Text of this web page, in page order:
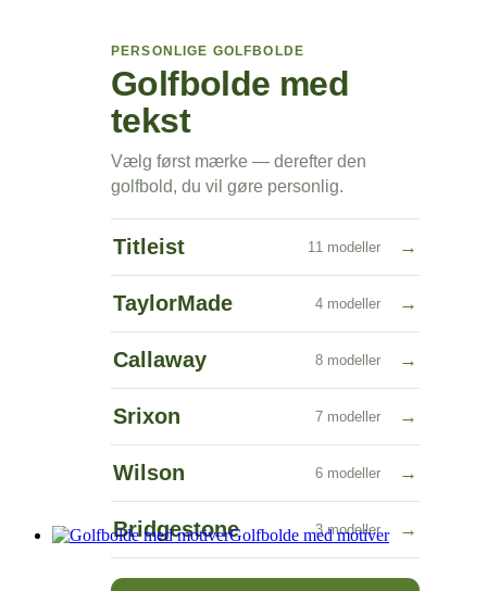
PERSONLIGE GOLFBOLDE
Golfbolde med
tekst
Vælg først mærke — derefter den
golfbold, du vil gøre personlig.
Titleist 11 modeller →
TaylorMade 4 modeller →
Callaway 8 modeller →
Srixon 7 modeller →
Wilson 6 modeller →
Bridgestone 3 modeller →
Golfbolde med motiver